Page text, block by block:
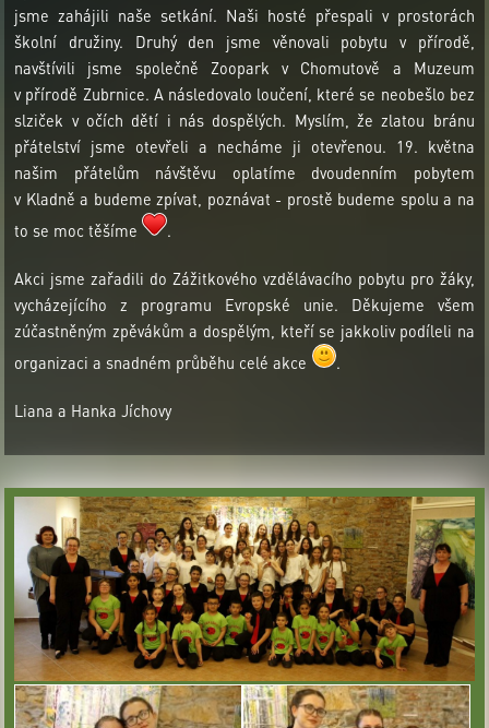
jsme zahájili naše setkání. Naši hosté přespali v prostorách
školní družiny. Druhý den jsme věnovali pobytu v přírodě,
navštívili jsme společně Zoopark v Chomutově a Muzeum
v přírodě Zubrnice. A následovalo loučení, které se neobešlo bez
slziček v očích dětí i nás dospělých. Myslím, že zlatou bránu
přátelství jsme otevřeli a necháme ji otevřenou. 19. května
našim přátelům návštěvu oplatíme dvoudenním pobytem
v Kladně a budeme zpívat, poznávat - prostě budeme spolu a na
to se moc těšíme
.
Akci jsme zařadili do Zážitkového vzdělávacího pobytu pro žáky,
vycházejícího z programu Evropské unie. Děkujeme všem
zúčastněným zpěvákům a dospělým, kteří se jakkoliv podíleli na
organizaci a snadném průběhu celé akce
.
Liana a Hanka Jíchovy